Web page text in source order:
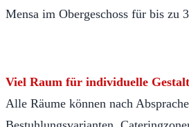
Mensa im Obergeschoss für bis zu
Viel Raum für individuelle
Alle Räume können nach